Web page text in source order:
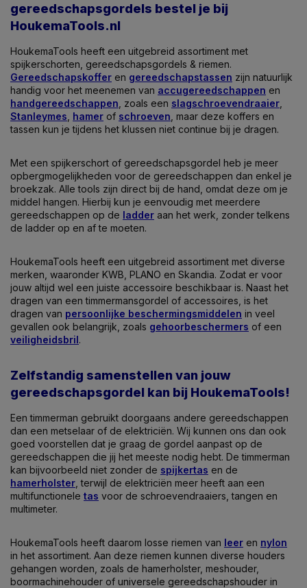
gereedschapsgordels bestel je bij
HoukemaTools.nl
HoukemaTools heeft een uitgebreid assortiment met
spijkerschorten, gereedschapsgordels & riemen.
Gereedschapskoffer en gereedschapstassen zijn natuurlijk
handig voor het meenemen van accugereedschappen en
handgereedschappen , zoals een slagschroevendraaier
Stanleymes hamer of schroeven , maar deze koffers en
tassen kun je tijdens het klussen niet continue bij je dragen.
Met een spijkerschort of gereedschapsgordel heb je meer
opbergmogelijkheden voor de gereedschappen dan enkel je
broekzak. Alle tools zijn direct bij de hand, omdat deze om je
middel hangen. Hierbij kun je eenvoudig met meerdere
gereedschappen op de ladder aan het werk, zonder telkens
de ladder op en af te moeten.
HoukemaTools heeft een uitgebreid assortiment met diverse
merken, waaronder KWB, PLANO en Skandia. Zodat er voor
jouw altijd wel een juiste accessoire beschikbaar is. Naast het
dragen van een timmermansgordel of accessoires, is het
dragen van persoonlijke beschermingsmiddelen in veel
gevallen ook belangrijk, zoals gehoorbeschermers of een
veiligheidsbril.
Zelfstandig samenstellen van jouw
gereedschapsgordel kan bij HoukemaTools!
Een timmerman gebruikt doorgaans andere gereedschappen
dan een metselaar of de elektriciën. Wij kunnen ons dan ook
goed voorstellen dat je graag de gordel aanpast op de
gereedschappen die jij het meeste nodig hebt. De timmerman
kan bijvoorbeeld niet zonder de spijkertas en de
hamerholster , terwijl de elektriciën meer heeft aan een
multifunctionele tas voor de schroevendraaiers, tangen en
multimeter.
HoukemaTools heeft daarom losse riemen van leer en nylon
in het assortiment. Aan deze riemen kunnen diverse houders
gehangen worden, zoals de hamerholster, meshouder,
boormachinehouder of universele gereedschapshouder in